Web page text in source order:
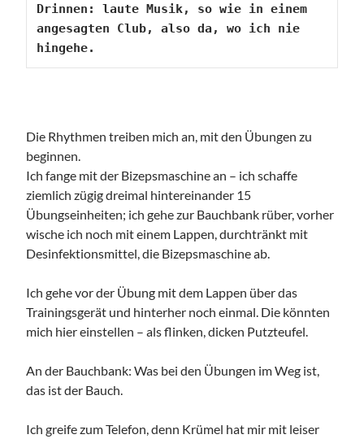
Drinnen: laute Musik, so wie in einem
angesagten Club, also da, wo ich nie
Die Rhythmen treiben mich an, mit den Übungen zu
beginnen.
Ich fange mit der Bizepsmaschine an – ich schaffe
ziemlich zügig dreimal hintereinander 15
Übungseinheiten; ich gehe zur Bauchbank rüber, vorher
wische ich noch mit einem Lappen, durchtränkt mit
Desinfektionsmittel, die Bizepsmaschine ab.
Ich gehe vor der Übung mit dem Lappen über das
Trainingsgerät und hinterher noch einmal. Die könnten
mich hier einstellen – als flinken, dicken Putzteufel.
An der Bauchbank: Was bei den Übungen im Weg ist,
das ist der Bauch.
Ich greife zum Telefon, denn Krümel hat mir mit leiser